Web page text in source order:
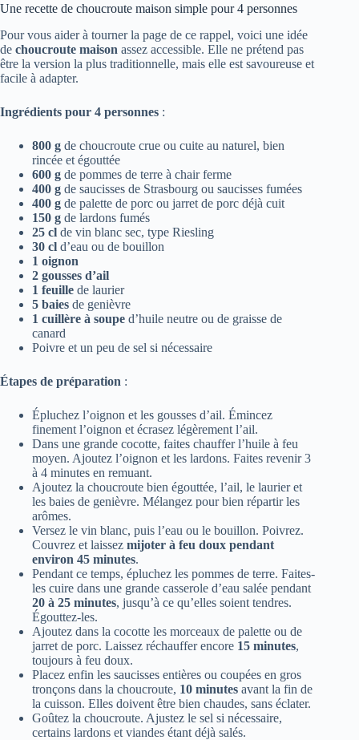
Une recette de choucroute maison simple pour 4 personnes
Pour vous aider à tourner la page de ce rappel, voici une idée
de choucroute maison assez accessible. Elle ne prétend pas
être la version la plus traditionnelle, mais elle est savoureuse et
facile à adapter.
Ingrédients pour 4 personnes :
800 g de choucroute crue ou cuite au naturel, bien
rincée et égouttée
600 g de pommes de terre à chair ferme
400 g de saucisses de Strasbourg ou saucisses fumées
400 g de palette de porc ou jarret de porc déjà cuit
150 g de lardons fumés
25 cl de vin blanc sec, type Riesling
30 cl d’eau ou de bouillon
1 oignon
2 gousses d’ail
1 feuille de laurier
5 baies de genièvre
1 cuillère à soupe d’huile neutre ou de graisse de
canard
Poivre et un peu de sel si nécessaire
Étapes de préparation :
Épluchez l’oignon et les gousses d’ail. Émincez
finement l’oignon et écrasez légèrement l’ail.
Dans une grande cocotte, faites chauffer l’huile à feu
moyen. Ajoutez l’oignon et les lardons. Faites revenir 3
à 4 minutes en remuant.
Ajoutez la choucroute bien égouttée, l’ail, le laurier et
les baies de genièvre. Mélangez pour bien répartir les
arômes.
Versez le vin blanc, puis l’eau ou le bouillon. Poivrez.
Couvrez et laissez mijoter à feu doux pendant
environ 45 minutes.
Pendant ce temps, épluchez les pommes de terre. Faites-
les cuire dans une grande casserole d’eau salée pendant
20 à 25 minutes, jusqu’à ce qu’elles soient tendres.
Égouttez-les.
Ajoutez dans la cocotte les morceaux de palette ou de
jarret de porc. Laissez réchauffer encore 15 minutes,
toujours à feu doux.
Placez enfin les saucisses entières ou coupées en gros
tronçons dans la choucroute, 10 minutes avant la fin de
la cuisson. Elles doivent être bien chaudes, sans éclater.
Goûtez la choucroute. Ajustez le sel si nécessaire,
certains lardons et viandes étant déjà salés.